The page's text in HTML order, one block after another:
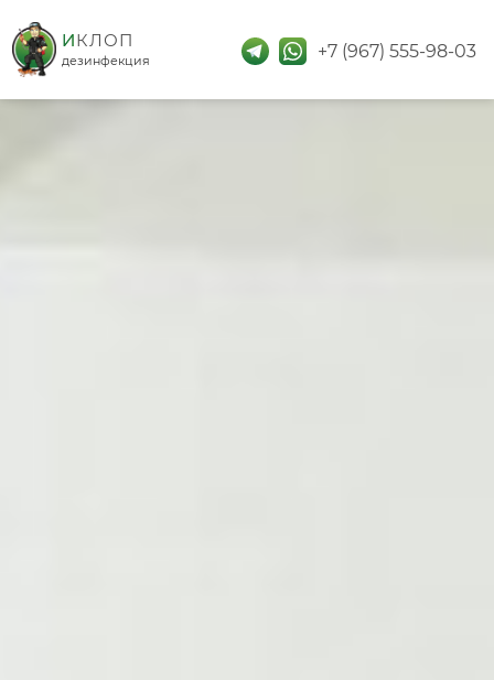
дезинфекция